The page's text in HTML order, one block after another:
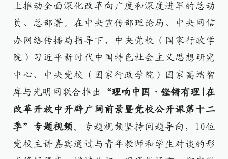
上推动全面深化改革向广度和深度进军的总动
员、总部署。在中央宣传部理论局、中央网信
办网络传播局指导下，中央党校（国家行政学
院）习近平新时代中国特色社会主义思想研究
中心、中央党校（国家行政学院）国家高端智
库与光明网联合推出
“理响中国·铿锵有理|在
改革开放中开辟广阔前景暨党校公开课第十二
季”专题视频。专题视频坚持问题导向，10位
党校主讲嘉宾通过与青年教师和学生对谈的形